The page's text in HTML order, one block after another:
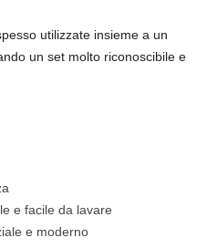
utilizzate insieme a un
un set molto riconoscibile e
e facile da lavare
e moderno